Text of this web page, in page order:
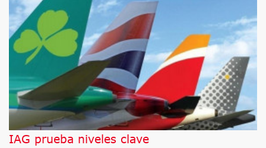
IAG prueba niveles clave